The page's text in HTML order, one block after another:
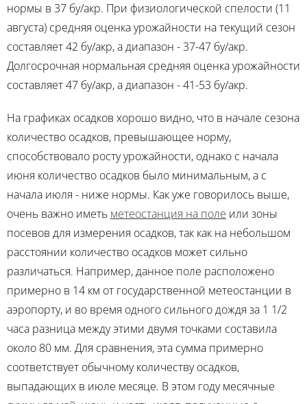
нормы в 37 бу/акр. При физиологической спелости (11
августа) средняя оценка урожайности на текущий сезон
составляет 42 бу/акр, а диапазон - 37-47 бу/акр.
Долгосрочная нормальная средняя оценка урожайности
составляет 47 бу/акр, а диапазон - 41-53 бу/акр.
На графиках осадков хорошо видно, что в начале сезона
количество осадков, превышающее норму,
способствовало росту урожайности, однако с начала
июня количество осадков было минимальным, а с
начала июля - ниже нормы. Как уже говорилось выше,
очень важно иметь метеостанция на поле или зоны
посевов для измерения осадков, так как на небольшом
расстоянии количество осадков может сильно
различаться. Например, данное поле расположено
примерно в 14 км от государственной метеостанции в
аэропорту, и во время одного сильного дождя за 1 1/2
часа разница между этими двумя точками составила
около 80 мм. Для сравнения, эта сумма примерно
соответствует обычному количеству осадков,
выпадающих в июле месяце. В этом году месячные